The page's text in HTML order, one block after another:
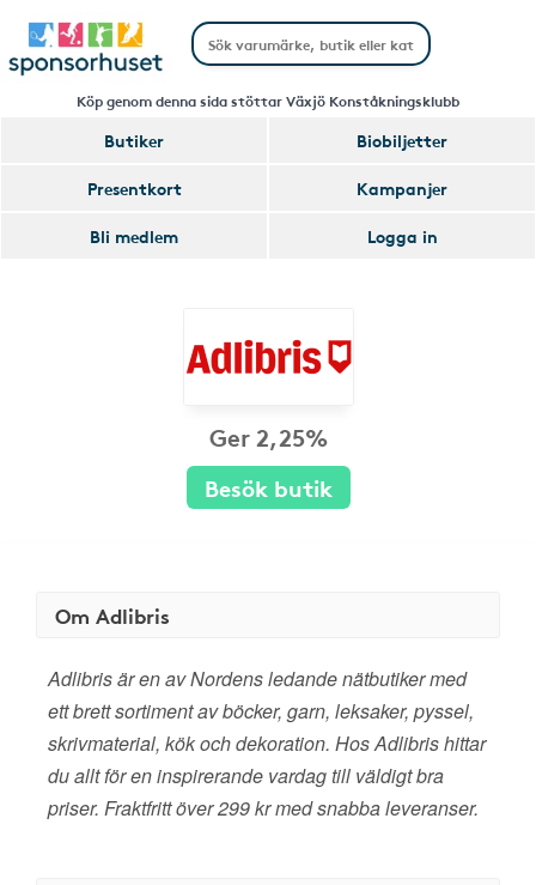
Köp genom denna sida stöttar Växjö Konståkningsklubb
Butiker
Biobiljetter
Presentkort
Kampanjer
Bli medlem
Logga in
Ger 2,25%
Besök butik
Om Adlibris
Adlibris är en av Nordens ledande nätbutiker med
ett brett sortiment av böcker, garn, leksaker, pyssel,
skrivmaterial, kök och dekoration. Hos Adlibris hittar
du allt för en inspirerande vardag till väldigt bra
priser. Fraktfritt över 299 kr med snabba leveranser.